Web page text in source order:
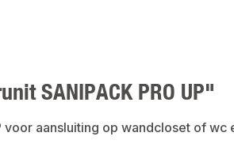
SANIPACK PRO UP"
voor aansluiting op wandcloset of